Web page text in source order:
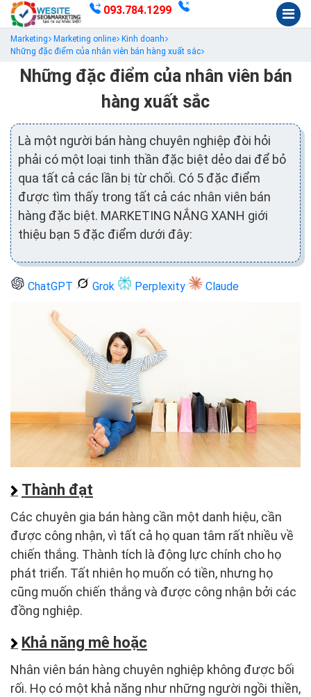
093.784.1299
Marketing Marketing online
Kinh doanh
Những đặc điểm của nhân viên bán hàng xuất sắc
Những đặc điểm của nhân viên bán
hàng xuất sắc
Là một người bán hàng chuyên nghiệp đòi hỏi
phải có một loại tinh thần đặc biệt dẻo dai để bỏ
qua tất cả các lần bị từ chối. Có 5 đặc điểm
được tìm thấy trong tất cả các nhân viên bán
hàng đặc biệt. MARKETING NẮNG XANH giới
thiệu bạn 5 đặc điểm dưới đây:
ChatGPT Grok Perplexity Claude
Thành đạt
Các chuyên gia bán hàng cần một danh hiệu, cần
được công nhận, vì tất cả họ quan tâm rất nhiều về
chiến thắng. Thành tích là động lực chính cho họ
phát triển. Tất nhiên họ muốn có tiền, nhưng họ
cũng muốn chiến thắng và được công nhận bởi các
đồng nghiệp.
Khả năng mê hoặc
Nhân viên bán hàng chuyên nghiệp không được bối
rối. Họ có một khả năng như những người ngồi thiền,